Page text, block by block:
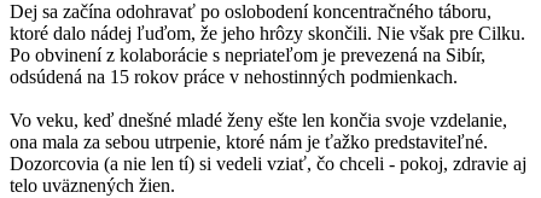
Dej sa začína odohravať po oslobodení koncentračného táboru,
ktoré dalo nádej ľuďom, že jeho hrôzy skončili. Nie však pre Cilku.
Po obvinení z kolaborácie s nepriateľom je prevezená na Sibír,
odsúdená na 15 rokov práce v nehostinných podmienkach.
Vo veku, keď dnešné mladé ženy ešte len končia svoje vzdelanie,
ona mala za sebou utrpenie, ktoré nám je ťažko predstaviteľné.
Dozorcovia (a nie len tí) si vedeli vziať, čo chceli - pokoj, zdravie aj
telo uväznených žien.